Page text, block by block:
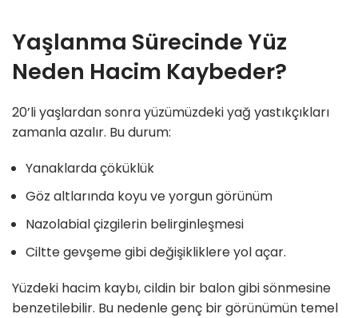
Yaşlanma Sürecinde Yüz
Neden Hacim Kaybeder?
20’li yaşlardan sonra yüzümüzdeki yağ yastıkçıkları
zamanla azalır. Bu durum:
Yanaklarda çöküklük
Göz altlarında koyu ve yorgun görünüm
Nazolabial çizgilerin belirginleşmesi
Ciltte gevşeme gibi değişikliklere yol açar.
Yüzdeki hacim kaybı, cildin bir balon gibi sönmesine
benzetilebilir. Bu nedenle genç bir görünümün temel